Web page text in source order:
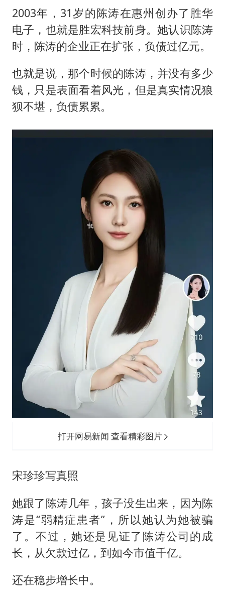
2003年，31岁的陈涛在惠州创办了胜华
电子，也就是胜宏科技前身。她认识陈涛
时，陈涛的企业正在扩张，负债过亿元。
也就是说，那个时候的陈涛，并没有多少
钱，只是表面看着风光，但是真实情况狼
狈不堪，负债累累。
打开网易新闻 查看精彩图片
宋珍珍写真照
她跟了陈涛几年，孩子没生出来，因为陈
涛是“弱精症患者”，所以她认为她被骗
了。不过，她还是见证了陈涛公司的成
长，从欠款过亿，到如今市值千亿。
还在稳步增长中。